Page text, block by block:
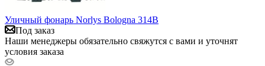
Уличный фонарь Norlys Bologna 314B
Под заказ
Наши менеджеры обязательно свяжутся с вами и уточнят
условия заказа